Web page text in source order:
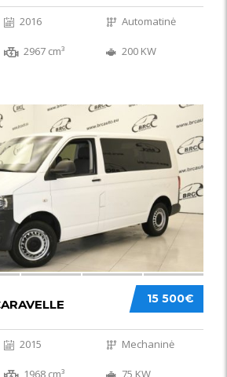
2016 Automatinė
2967 cm³ 200 KW
15 500€
2015 Mechaninė
1968 cm³ 75 KW